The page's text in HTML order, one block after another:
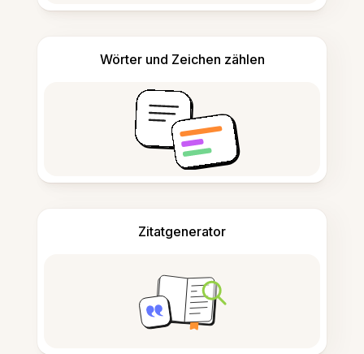
Wörter und Zeichen zählen
Zitatgenerator